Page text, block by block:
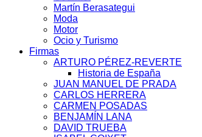
Martín Berasategui
Moda
Motor
Ocio y Turismo
Firmas
ARTURO PÉREZ-REVERTE
Historia de España
JUAN MANUEL DE PRADA
CARLOS HERRERA
CARMEN POSADAS
BENJAMÍN LANA
DAVID TRUEBA